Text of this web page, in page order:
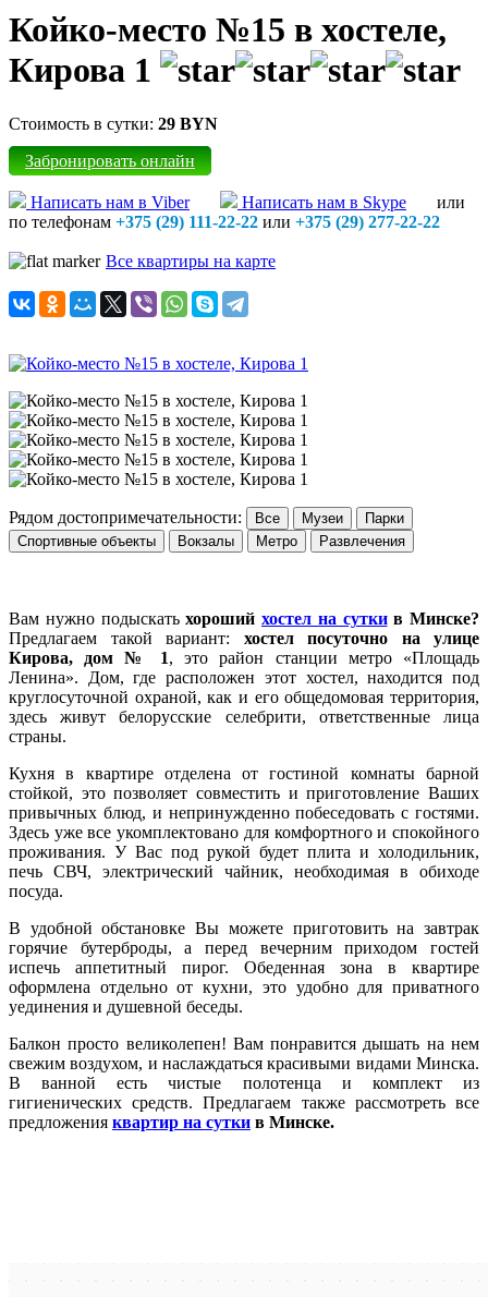
Койко-место №15 в хостеле,
Кирова 1
Стоимость в сутки: 29 BYN
Забронировать онлайн
Написать нам в Viber Написать нам в Skype или
по телефонам +375 (29) 111-22-22 или +375 (29) 277-22-22
Все квартиры на карте
Рядом достопримечательности: Все Музеи
Парки
Спортивные объекты
Вокзалы Метро Развлечения
Вам нужно подыскатьхороший хостел на суткив Минске?
Предлагаем такой вариант: хостел посуточно на улице
Кирова, дом № 1, это район станции метро «Площадь
Ленина». Дом, где расположен этот хостел, находится под
круглосуточной охраной, как и его общедомовая территория,
здесь живут белорусские селебрити, ответственные лица
страны.
Кухня в квартире отделена от гостиной комнаты барной
стойкой, это позволяет совместить и приготовление Ваших
привычных блюд, и непринужденно побеседовать с гостями.
Здесь уже все укомплектовано для комфортного и спокойного
проживания. У Вас под рукой будет плита и холодильник,
печь СВЧ, электрический чайник, необходимая в обиходе
посуда.
В удобной обстановке Вы можете приготовить на завтрак
горячие бутерброды, а перед вечерним приходом гостей
испечь аппетитный пирог. Обеденная зона в квартире
оформлена отдельно от кухни, это удобно для приватного
уединения и душевной беседы.
Балкон просто великолепен! Вам понравится дышать на нем
свежим воздухом, и наслаждаться красивыми видами Минска.
В ванной есть чистые полотенца и комплект из
гигиенических средств. Предлагаем также рассмотреть все
предложения квартир на сутки в Минске.